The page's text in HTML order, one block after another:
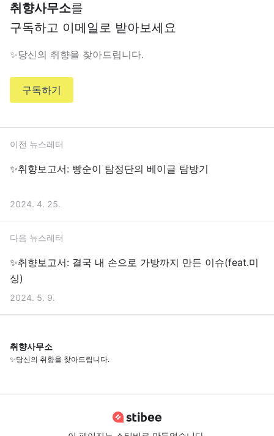
취향사무소를
구독하고 이메일로 받아보세요
✨당신의 취향을 찾아드립니다.
구독하기
이전 뉴스레터
✨취향보고서: 빵순이 탐정단의 베이글 탐방기
2024. 4. 25.
다음 뉴스레터
✨취향보고서: 결국 내 손으로 가방까지 만든 이슈(feat.미
싱)
2024. 5. 9.
취향사무소
✨당신의 취향을 찾아드립니다.